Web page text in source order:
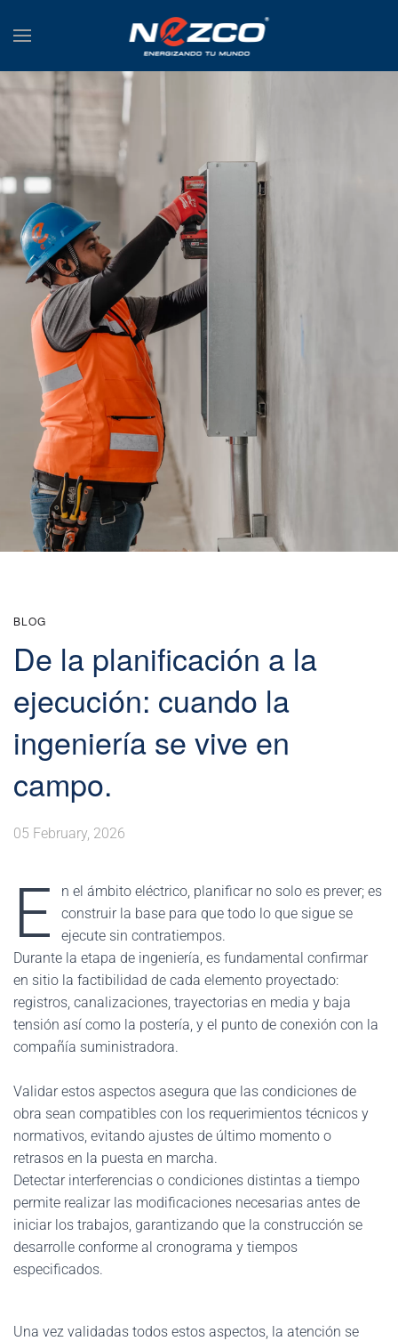
BLOG
De la planificación a la
ejecución: cuando la
ingeniería se vive en
campo.
05 February, 2026
E
n el ámbito eléctrico, planificar no solo es prever; es
construir la base para que todo lo que sigue se
ejecute sin contratiempos.
Durante la etapa de ingeniería, es fundamental confirmar
en sitio la factibilidad de cada elemento proyectado:
registros, canalizaciones, trayectorias en media y baja
tensión así como la postería, y el punto de conexión con la
compañía suministradora.
Validar estos aspectos asegura que las condiciones de
obra sean compatibles con los requerimientos técnicos y
normativos, evitando ajustes de último momento o
retrasos en la puesta en marcha.
Detectar interferencias o condiciones distintas a tiempo
permite realizar las modificaciones necesarias antes de
iniciar los trabajos, garantizando que la construcción se
desarrolle conforme al cronograma y tiempos
especificados.
Una vez validadas todos estos aspectos, la atención se